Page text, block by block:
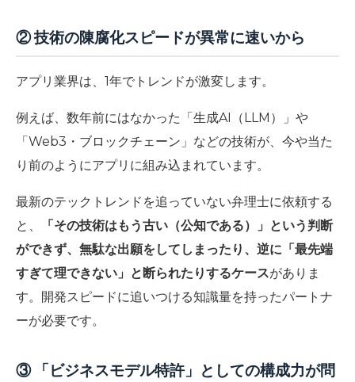
② 技術の陳腐化スピードが異常に速いから
アプリ業界は、1年でトレンドが激変します。
例えば、数年前にはなかった「生成AI（LLM）」や
「Web3・ブロックチェーン」などの技術が、今や当た
り前のようにアプリに組み込まれています。
最新のテックトレンドを追っていない弁理士に依頼する
と、
「その技術はもう古い（公知である）」という判断
ができず、無駄な出願をしてしまったり、逆に「最先端
すぎて理できない」と断られたりするケースがありま
す。開発スピードに追いつける知識量を持ったパートナ
ーが必要です。
③ 「ビジネスモデル特許」としての構成力が問